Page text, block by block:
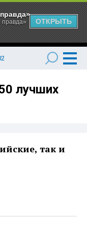
лучших
так и
правда»
ОТКРЫТЬ